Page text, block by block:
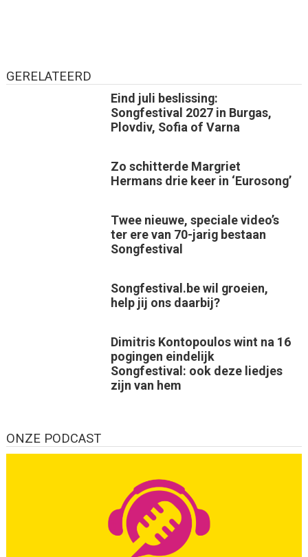
GERELATEERD
Eind juli beslissing:
Songfestival 2027 in Burgas,
Plovdiv, Sofia of Varna
Zo schitterde Margriet
Hermans drie keer in ‘Eurosong’
Twee nieuwe, speciale video’s
ter ere van 70-jarig bestaan
Songfestival
Songfestival.be wil groeien,
help jij ons daarbij?
Dimitris Kontopoulos wint na 16
pogingen eindelijk
Songfestival: ook deze liedjes
zijn van hem
ONZE PODCAST